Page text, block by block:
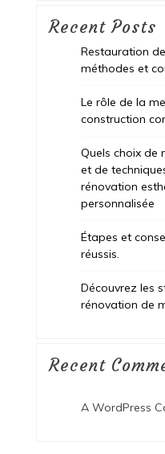
Recent Posts
Restauration
méthodes et
Le rôle de la
construction
Quels choix de
et de
rénovation
personnalisée
Étapes et
réussis.
Découvrez les
rénovation de
Recent
A WordPress